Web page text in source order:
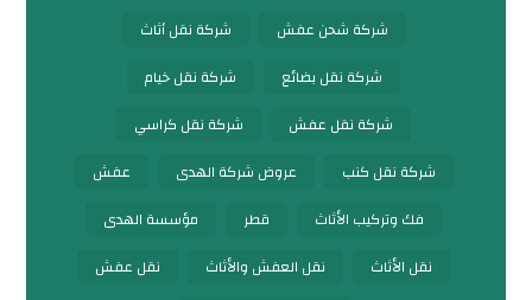
شركة شحن عفش
شركة نقل أثاث
شركة نقل بضائع
شركة نقل خيام
شركة نقل عفش
شركة نقل كراسي
شركة نقل كنب
عروض شركة الهدى
عفش
فك وتركيب الأثاث
قطر
مؤسسة الهدى
نقل الأثاث
نقل العفش والأثاث
نقل عفش